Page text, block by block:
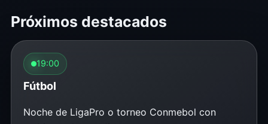
Próximos destacados
19:00
Fútbol
Noche de LigaPro o torneo Conmebol con